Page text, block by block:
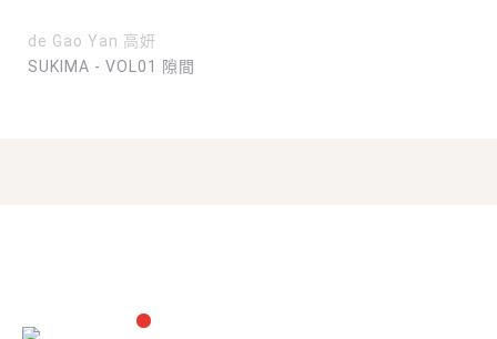
de Gao Yan 高妍
SUKIMA - VOL01 隙間